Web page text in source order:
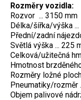
Rozměry vozidla:
Rozvor ... 3150 mm
Délka/šířka/výška
Přední/zadní
Světlá výška ... 225
Celková/užitečná
Hmotnost
Rozměry ložné
Pneumatiky/rozměr
Objem palivové